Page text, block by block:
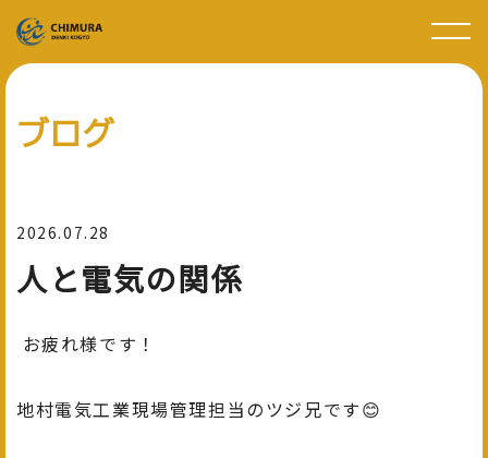
ブログ
2026.07.28
人と電気の関係
お疲れ様です！
地村電気工業現場管理担当のツジ兄です😊